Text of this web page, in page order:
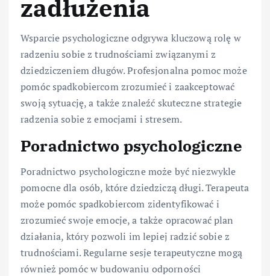
zadłużenia
Wsparcie psychologiczne odgrywa kluczową rolę w
radzeniu sobie z trudnościami związanymi z
dziedziczeniem długów. Profesjonalna pomoc może
pomóc spadkobiercom zrozumieć i zaakceptować
swoją sytuację, a także znaleźć skuteczne strategie
radzenia sobie z emocjami i stresem.
Poradnictwo psychologiczne
Poradnictwo psychologiczne może być niezwykle
pomocne dla osób, które dziedziczą długi. Terapeuta
może pomóc spadkobiercom zidentyfikować i
zrozumieć swoje emocje, a także opracować plan
działania, który pozwoli im lepiej radzić sobie z
trudnościami. Regularne sesje terapeutyczne mogą
również pomóc w budowaniu odporności